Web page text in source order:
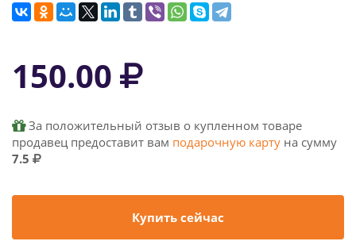
150.00
За положительный отзыв о купленном товаре
продавец предоставит вам подарочную карту на сумму
7.5
Купить сейчас